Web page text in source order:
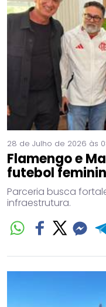
28 de Julho de 2026 às
Flamengo e
futebol
Parceria busca
infraestrutura.